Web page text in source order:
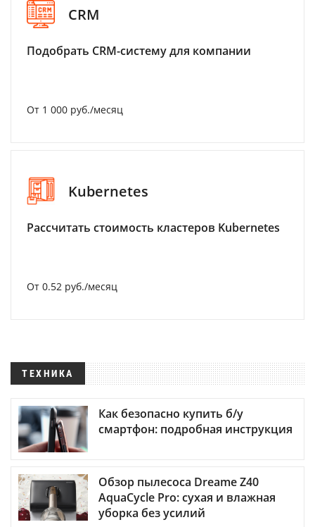
CRM
Подобрать CRM-систему для компании
От 1 000 руб./месяц
Kubernetes
Рассчитать стоимость кластеров Kubernetes
От 0.52 руб./месяц
ТЕХНИКА
Как безопасно купить б/у
смартфон: подробная инструкция
Обзор пылесоса Dreame Z40
AquaCycle Pro: сухая и влажная
уборка без усилий